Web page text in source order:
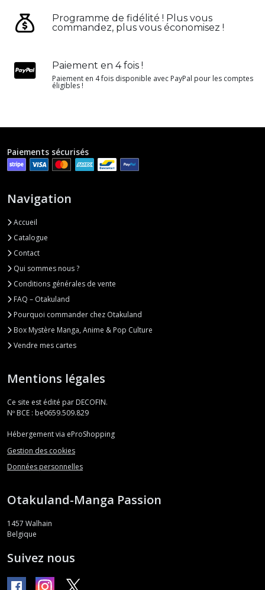
Programme de fidélité ! Plus vous
commandez, plus vous économisez !
Paiement en 4 fois !
Paiement en 4 fois disponible avec PayPal pour les comptes
éligibles !
Paiements sécurisés
Navigation
Accueil
Catalogue
Contact
Qui sommes nous ?
Conditions générales de vente
FAQ – Otakuland
Pourquoi commander chez Otakuland
Box Mystère Manga, Anime & Pop Culture
Vendre mes cartes
Mentions légales
Ce site est édité par DECOFIN.
Nº BCE : be0659.509.829
Hébergement via eProShopping
Gestion des cookies
Données personnelles
Otakuland-Manga Passion
1457 Walhain
Belgique
Suivez nous